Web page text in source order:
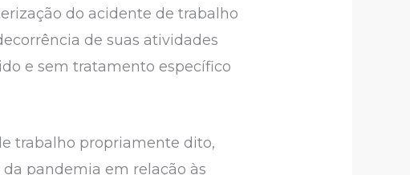
do acidente de trabalho
de suas atividades
e sem tratamento específico
trabalho propriamente dito,
pandemia em relação às